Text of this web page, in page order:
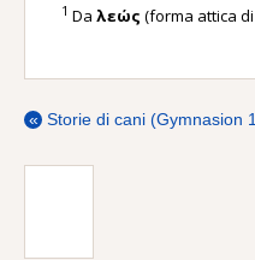
1 Da λεώς (forma attica di
« Storie di cani (Gymnasion